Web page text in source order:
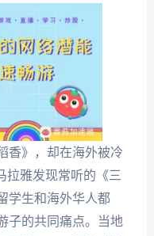
香》，却在海外被冷
拉雅发现常听的《三
学生和海外华人都
子的共同痛点。当地